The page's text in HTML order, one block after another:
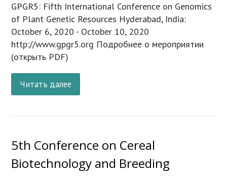
GPGR5: Fifth International Conference on Genomics
of Plant Genetic Resources Hyderabad, India:
October 6, 2020 - October 10, 2020
http://www.gpgr5.org Подробнее о мероприятии
(открыть PDF)
Читать далее
5th Conference on Cereal
Biotechnology and Breeding